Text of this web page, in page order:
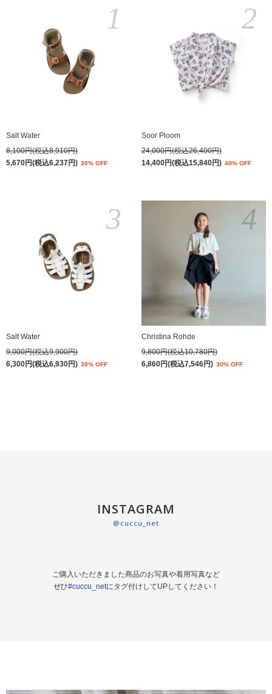
Salt Water
8,100円(税込8,910円)
5,670円(税込6,237円) 30% OFF
1
Soor Ploom
24,000円(税込26,400円)
14,400円(税込15,840円) 40% OFF
2
Salt Water
9,000円(税込9,900円)
6,300円(税込6,930円) 30% OFF
3
Christina Rohde
9,800円(税込10,780円)
6,860円(税込7,546円) 30% OFF
4
INSTAGRAM
@cuccu_net
ご購入いただきました商品のお写真や着用写真など
ぜひ#cuccu_netにタグ付けしてUPしてください！